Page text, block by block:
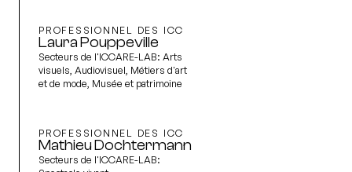
PROFESSIONNEL DES ICC
Laura Pouppeville
Secteurs de l'ICCARE-LAB: Arts
visuels, Audiovisuel, Métiers d'art
et de mode, Musée et patrimoine
PROFESSIONNEL DES ICC
Mathieu Dochtermann
Secteurs de l'ICCARE-LAB: